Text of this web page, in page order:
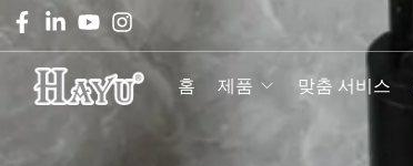
홈 제품 맞춤 서비스